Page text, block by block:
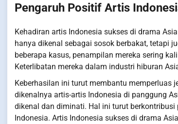
Pengaruh Positif Artis
Kehadiran artis Indonesia sukses di drama
hanya dikenal sebagai sosok berbakat, tetapi
beberapa kasus, penampilan mereka sering
Keterlibatan mereka dalam industri hiburan
Keberhasilan ini turut membantu memperluas
dikenalnya artis-artis Indonesia di panggung
dikenal dan diminati. Hal ini turut
Indonesia. Artis Indonesia sukses di drama